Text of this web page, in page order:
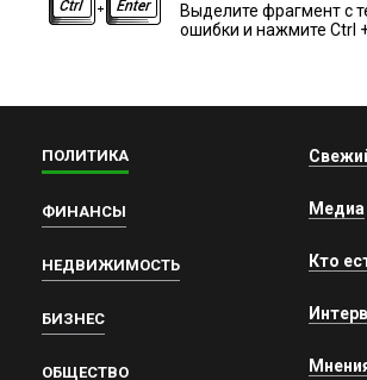
Выделите фрагмент с
ошибки и нажмите Ctrl
ПОЛИТИКА
ФИНАНСЫ
НЕДВИЖИМОСТЬ
БИЗНЕС
ОБЩЕСТВО
Медиа
Кто